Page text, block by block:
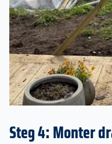
Steg 4: Monter